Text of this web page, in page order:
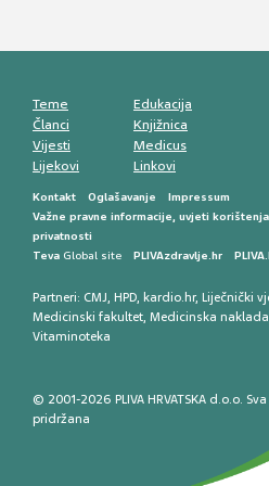
Teme
Članci
Vijesti
Lijekovi
Edukacija
Knjižnica
Medicus
Linkovi
Kontakt Oglašavanje
Impressum
Važne pravne informacije, uvjeti
privatnosti
Teva Global site PLIVAzdravlje.hr
Partneri: CMJ, HPD, kardio.hr, Liječnički
Medicinski fakultet, Medicinska naklada
Vitaminoteka
© 2001-2026 PLIVA HRVATSKA d.o.o.
pridržana